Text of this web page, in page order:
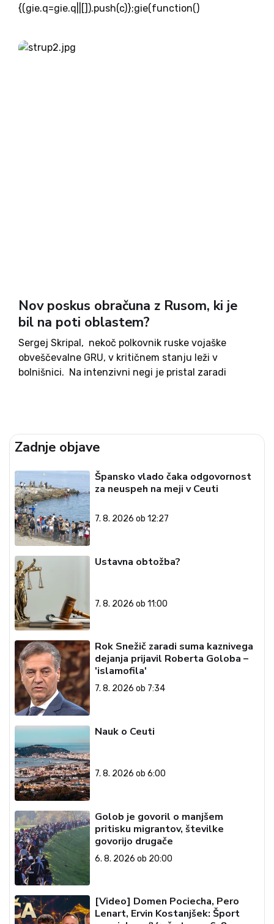
{(gie.q=gie.q||[]).push(c)};gie(function()
1Zm80n1VQ,sig:0srebXQGXvGOCZicGnw7HFo3AE0
BniAhBiPiVCGL4lU=,w:594px,h:396px,items:92577
Nov poskus obračuna z Rusom, ki je
bil na poti oblastem?
Sergej Skripal, nekoč polkovnik ruske vojaške
obveščevalne GRU, v kritičnem stanju leži v
bolnišnici. Na intenzivni negi je pristal zaradi
Zadnje objave
Špansko vlado čaka odgovornost
za neuspeh na meji v Ceuti
7. 8. 2026 ob 12:27
Ustavna obtožba?
7. 8. 2026 ob 11:00
Rok Snežič zaradi suma kaznivega
dejanja prijavil Roberta Goloba –
'islamofila'
7. 8. 2026 ob 7:34
Nauk o Ceuti
7. 8. 2026 ob 6:00
Golob je govoril o manjšem
pritisku migrantov, številke
govorijo drugače
6. 8. 2026 ob 20:00
[Video] Domen Pociecha, Pero
Lenart, Ervin Kostanjšek: Šport